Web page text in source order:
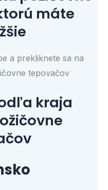
máte
a prekliknete sa na
tepovačov
kraja